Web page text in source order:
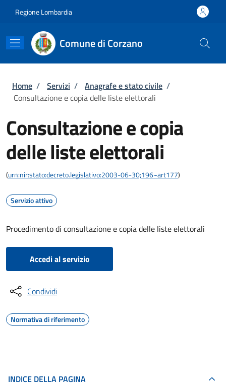
Regione Lombardia
Comune di Corzano
Briciole di pane
Home / Servizi / Anagrafe e stato civile /
Consultazione e copia delle liste elettorali
Consultazione e copia
delle liste elettorali
(urn:nir:stato:decreto.legislativo:2003-06-30;196~art177)
Servizio attivo
Procedimento di consultazione e copia delle liste elettorali
Accedi al servizio
Condividi
Normativa di riferimento
INDICE DELLA PAGINA